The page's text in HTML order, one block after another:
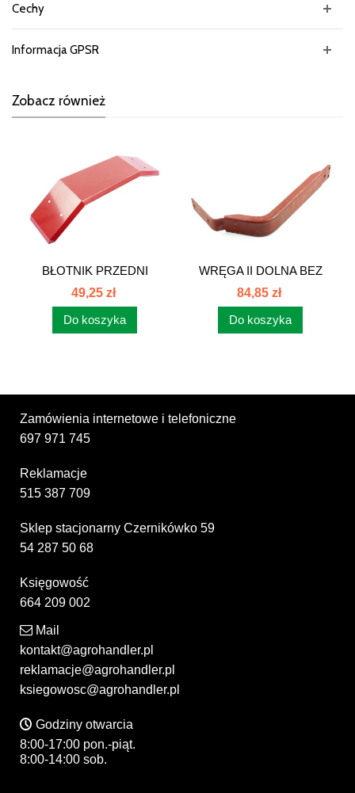
Cechy
Informacja GPSR
Zobacz również
BŁOTNIK PRZEDNI
PŁASZCZ NA KOŁO...
49,25 zł
Do koszyka
WRĘGA II DOLNA BEZ
NAPĘDU C-385...
84,85 zł
Do koszyka
Zamówienia internetowe i telefoniczne
697 971 745
Reklamacje
515 387 709
Sklep stacjonarny Czernikówko 59
54 287 50 68
Księgowość
664 209 002
Mail
kontakt@agrohandler.pl
reklamacje@agrohandler.pl
ksiegowosc@agrohandler.pl
Godziny otwarcia
8:00-17:00 pon.-piąt.
8:00-14:00 sob.